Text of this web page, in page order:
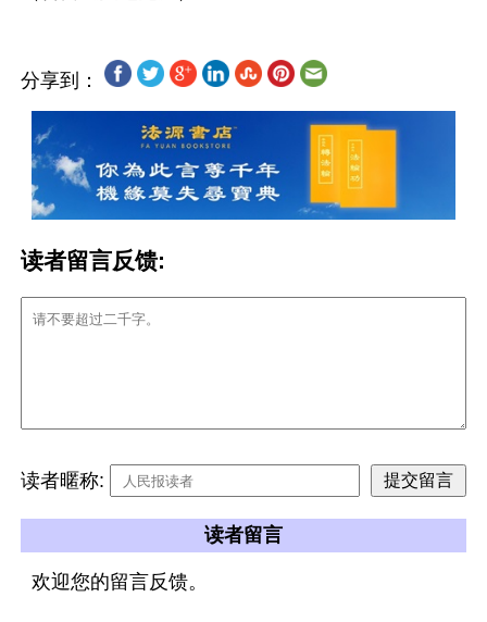
分享到：
读者留言反馈:
读者暱称:
读者留言
欢迎您的留言反馈。